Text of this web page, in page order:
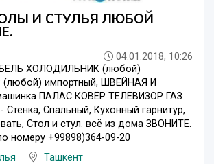
И СТУЛЬЯ ЛЮБОЙ
04.01.2018, 10:26
ХОЛОДИЛЬНИК (любой)
импортный, ШВЕЙНАЯ И
ПАЛАС КОВЁР ТЕЛЕВИЗОР ГАЗ
Спальный, Кухонный гарнитур,
Стол и стул. всё из дома ЗВОНИТЕ.
номеру +99898)364-09-20
Ташкент